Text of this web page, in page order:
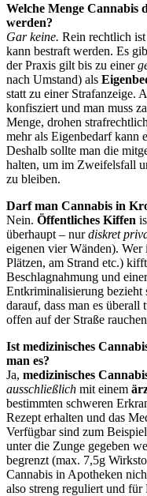
Welche Menge Cannabis
werden?
Gar keine. Rein rechtlich ist
kann bestraft werden. Es
der Praxis gilt bis zu einer
nach Umstand) als
statt zu einer Strafanzeige.
konfisziert und man muss
Menge, drohen
mehr als Eigenbedarf kann
Deshalb sollte man die
halten, um im Zweifelsfall
zu bleiben.
Darf man Cannabis in
Nein. Öffentliches Kiffen
überhaupt – nurdiskret
eigenen vier Wänden).
Plätzen, am Strand etc.)
Beschlagnahmung und
Entkriminalisierung
darauf, dass man es
offen auf der Straße
Ist medizinisches
man es?
Ja, medizinisches
ausschließlich mit einem
bestimmten schweren
Rezept erhalten und das
Verfügbar sind zum
unter die Zunge gegeben
begrenzt (max. 7,5g
Cannabis in Apotheken
also streng reguliert und